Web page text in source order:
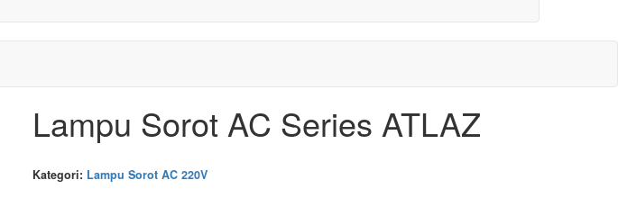
Lampu Sorot AC Series ATLAZ
Kategori: Lampu Sorot AC 220V